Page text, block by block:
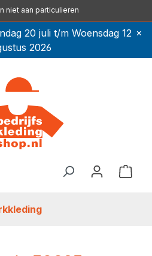
niet aan particulieren
20 juli t/m Woensdag 12
2026
×